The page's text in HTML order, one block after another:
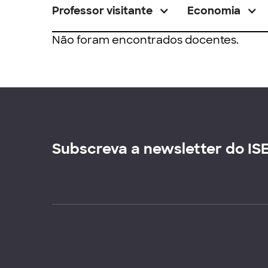
Professor visitante Economia
Não foram encontrados docentes.
Subscreva a newsletter do